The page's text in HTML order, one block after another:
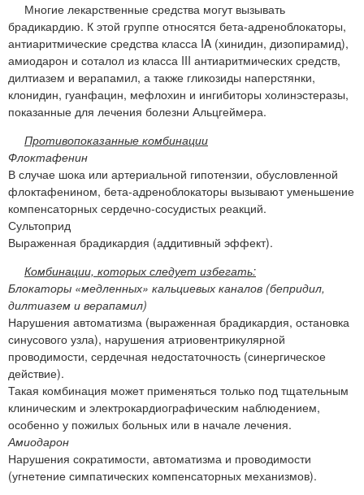
Многие лекарственные средства могут вызывать
брадикардию. К этой группе относятся бета-адреноблокаторы,
антиаритмические средства класса IA (хинидин, дизопирамид),
амиодарон и соталол из класса III антиаритмических средств,
дилтиазем и верапамил, а также гликозиды наперстянки,
клонидин, гуанфацин, мефлохин и ингибиторы холинэстеразы,
показанные для лечения болезни Альцгеймера.
Противопоказанные комбинации
Флоктафенин
В случае шока или артериальной гипотензии, обусловленной
флоктафенином, бета-адреноблокаторы вызывают уменьшение
компенсаторных сердечно-сосудистых реакций.
Сультоприд
Выраженная брадикардия (аддитивный эффект).
Комбинации, которых следует избегать:
Блокаторы «медленных» кальциевых каналов (бепридил,
дилтиазем и верапамил)
Нарушения автоматизма (выраженная брадикардия, остановка
синусового узла), нарушения атриовентрикулярной
проводимости, сердечная недостаточность (синергическое
действие).
Такая комбинация может применяться только под тщательным
клиническим и электрокардиографическим наблюдением,
особенно у пожилых больных или в начале лечения.
Амиодарон
Нарушения сократимости, автоматизма и проводимости
(угнетение симпатических компенсаторных механизмов).